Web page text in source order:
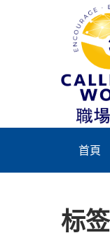
首頁
标